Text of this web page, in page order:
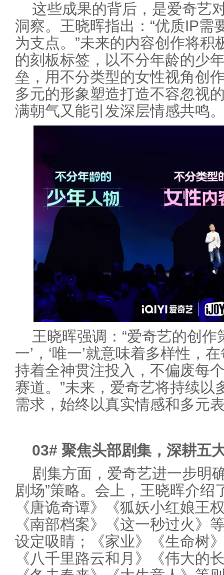
这些成果的背后，是爱奇艺
洞察。王晓晖指出：“优质IP需
为支点。”未来的内容创作将积
的刻板标签，以不分年龄的少
垒，用不分类型的女性视角创
多元的形象塑造打造不容忽视
满朝气又能引发深层情感共鸣
王晓晖强调：“爱奇艺的创作
一’，‘唯一’就意味着多样性，
持着全神贯注投入，不偏废每
赛道。”未来，爱奇艺将持续以
需求，始终以真实情感和多元
03# 聚焦头部剧集，深耕五
剧集方面，爱奇艺进一步明
剧场”策略。会上，王晓晖介绍
《唐诡奇谭》《狐妖小红娘王
《南部档案》《这一秒过火》
设定吸睛；《家业》《生命树
《八千里路云和月》《伟大的